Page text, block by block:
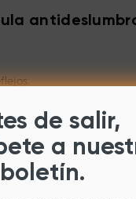
de salir,
a
boletín.